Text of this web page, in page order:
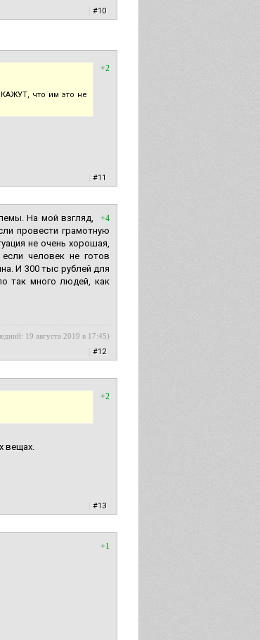
#10
+2
что им это не
#11
+4
На мой взгляд,
провести грамотную
не очень хорошая,
человек не готов
И 300 тыс рублей для
так много людей, как
19 августа 2019 в 17:45)
#12
+2
вещах.
#13
+1